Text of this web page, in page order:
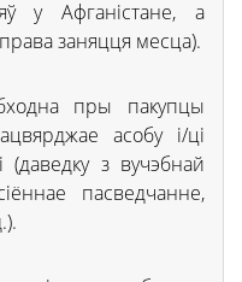
у Афганістане, а
заняцця месца).
пры пакупцы
асобу і/ці
з вучэбнай
пасведчанне,